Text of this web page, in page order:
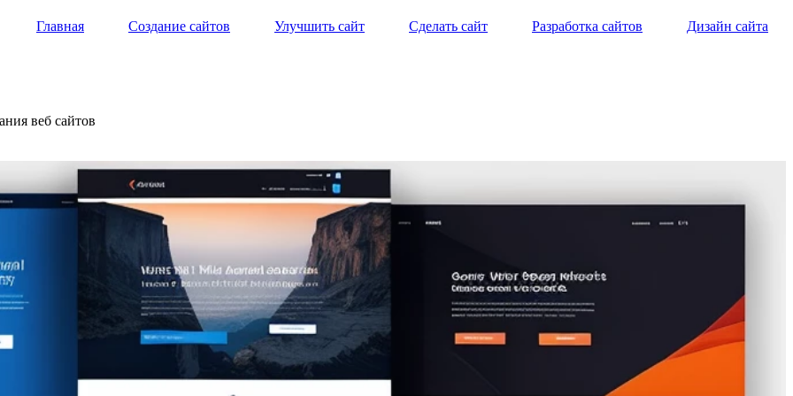
Главная Создание сайтов Улучшить сайт Сделать сайт Разработка сайтов Дизайн сайта
веб сайтов